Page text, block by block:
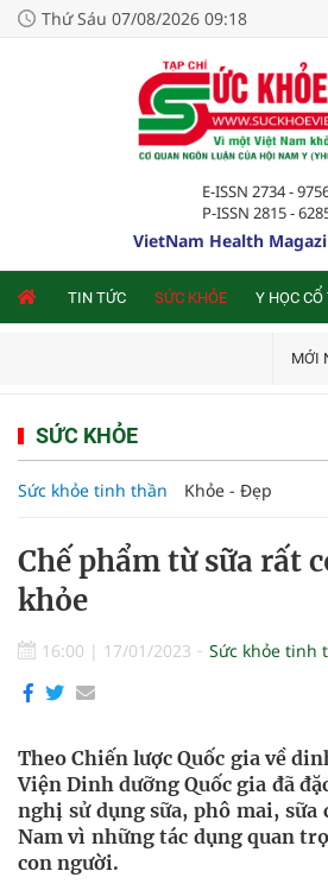
Thứ Sáu 07/08/2026 09:18
E-ISSN 2734 -
P-ISSN 2815 -
VietNam Health
TIN TỨC SỨC KHỎE Y HỌC CỔ
MỚI
SỨC KHỎE
Sức khỏe tinh thần Khỏe - Đẹp
Chế phẩm từ sữa rất
khỏe
16:00 | 17/01/2023 Sức khỏe tinh
Theo Chiến lược Quốc gia về
Viện Dinh dưỡng Quốc gia đã
nghị sử dụng sữa, phô mai, sữa
Nam vì những tác dụng quan
con người.